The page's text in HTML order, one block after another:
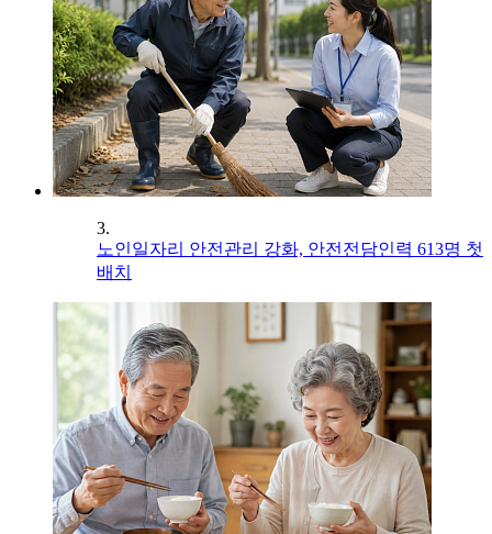
3.
노인일자리 안전관리 강화, 안전전담인력 613명 첫
배치